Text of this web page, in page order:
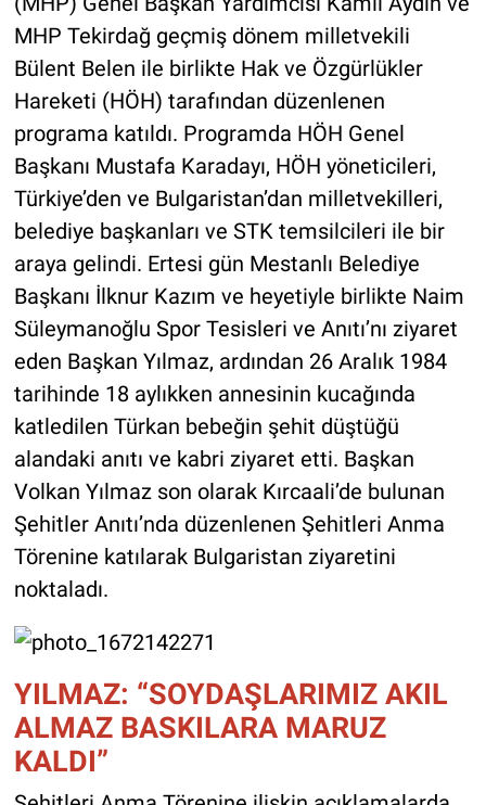
MHP Tekirdağ geçmiş dönem milletvekili
Bülent Belen ile birlikte Hak ve Özgürlükler
Hareketi (HÖH) tarafından düzenlenen
programa katıldı. Programda HÖH Genel
Başkanı Mustafa Karadayı, HÖH yöneticileri,
Türkiye’den ve Bulgaristan’dan milletvekilleri,
belediye başkanları ve STK temsilcileri ile bir
araya gelindi. Ertesi gün Mestanlı Belediye
Başkanı İlknur Kazım ve heyetiyle birlikte Naim
Süleymanoğlu Spor Tesisleri ve Anıtı’nı ziyaret
eden Başkan Yılmaz, ardından 26 Aralık 1984
tarihinde 18 aylıkken annesinin kucağında
katledilen Türkan bebeğin şehit düştüğü
alandaki anıtı ve kabri ziyaret etti. Başkan
Volkan Yılmaz son olarak Kırcaali’de bulunan
Şehitler Anıtı’nda düzenlenen Şehitleri Anma
Törenine katılarak Bulgaristan ziyaretini
noktaladı.
YILMAZ: “SOYDAŞLARIMIZ AKIL
ALMAZ BASKILARA MARUZ
KALDI”